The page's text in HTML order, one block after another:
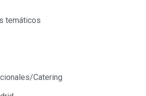
temáticos
Catering